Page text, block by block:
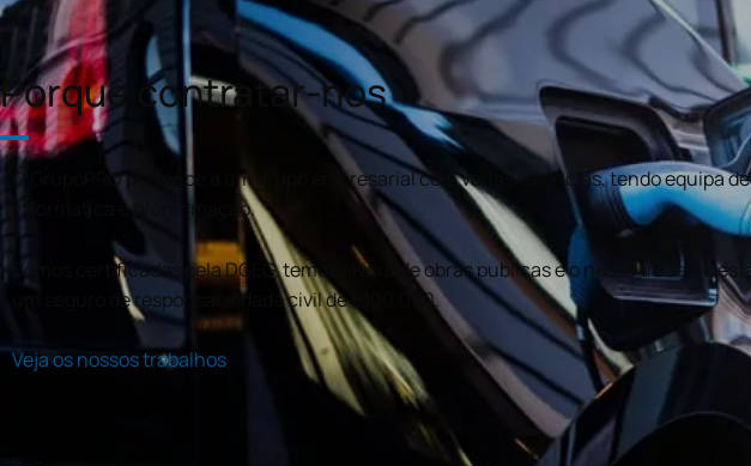
Porquê contratar-nos
O GrupoPRO pertence a um grupo empresarial com várias valências, tendo equipa
informática e programação.
Somos certificados pela DGEG, temos alvará de obras publicas e o nosso trabalho
um seguro de responsabilidade civil de €100.000.
Veja os nossos trabalhos